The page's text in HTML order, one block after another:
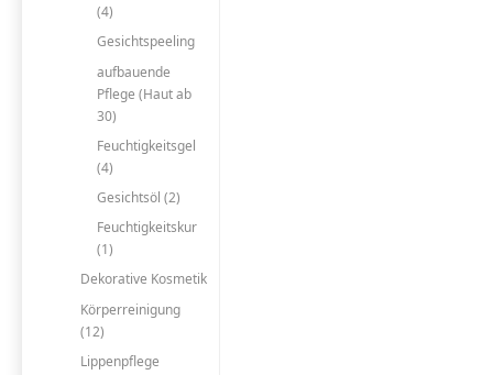
(4)
Gesichtspeeling
aufbauende
Pflege (Haut ab
30)
Feuchtigkeitsgel
(4)
Gesichtsöl (2)
Feuchtigkeitskur
(1)
Dekorative Kosmetik
Körperreinigung
(12)
Lippenpflege